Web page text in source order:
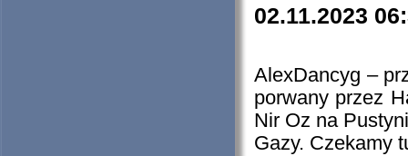
02.11.2023
AlexDancyg –
porwany przez
Nir Oz na
Gazy. Czekamy